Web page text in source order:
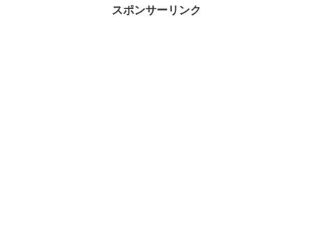
モールにキャンピー置いて、宇スポンサーリンク